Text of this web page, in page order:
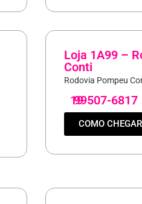
Loja 1A99 –
Conti
Rodovia Pompeu
19
99507-6817
COMO CHEGAR